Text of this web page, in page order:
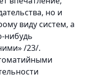
но и
виду систем, а
нибудь
/23/.